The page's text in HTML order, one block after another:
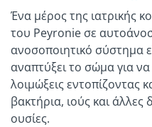
Ένα μέρος της ιατρικής
του Peyronie σε
ανοσοποιητικό σύστημα
αναπτύξει το σώμα για
λοιμώξεις εντοπίζοντας
βακτήρια, ιούς και άλλες
ουσίες.